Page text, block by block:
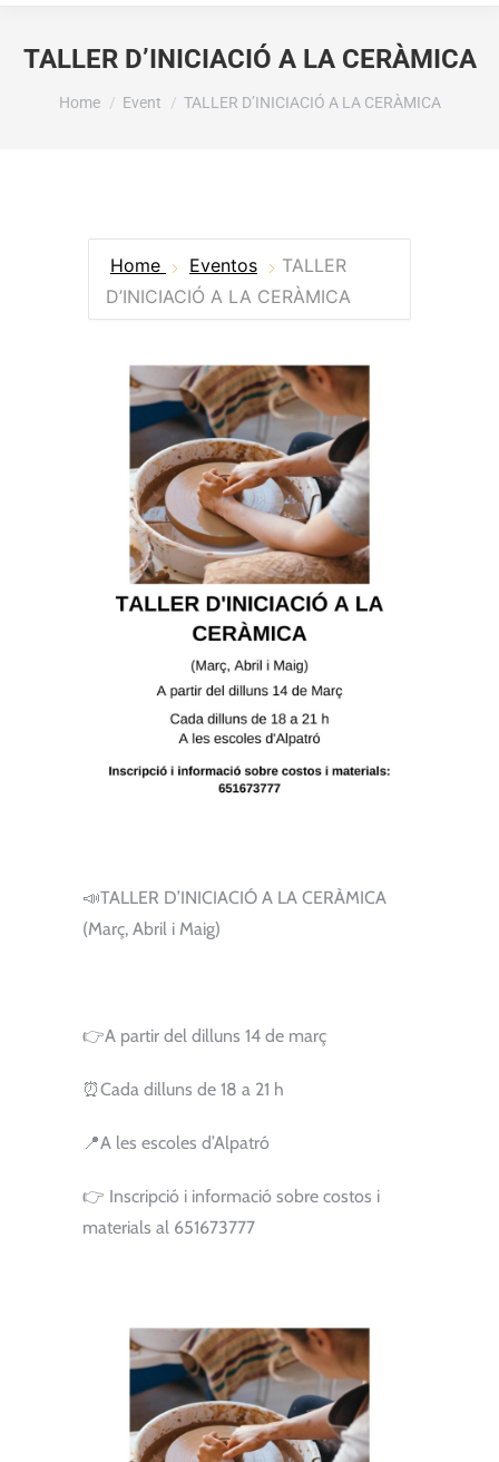
TALLER D’INICIACIÓ A LA CERÀMICA
You are here:
Home Event TALLER D’INICIACIÓ A LA CERÀMICA
Home Eventos
TALLER
D’INICIACIÓ A LA CERÀMICA
📣TALLER D’INICIACIÓ A LA CERÀMICA
(Març, Abril i Maig)
👉A partir del dilluns 14 de març
⏰Cada dilluns de 18 a 21 h
📍A les escoles d’Alpatró
👉 Inscripció i informació sobre costos i
materials al 651673777